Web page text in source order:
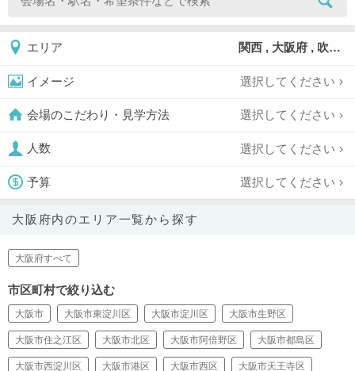
エリア 関西 , 大阪府 , 吹田市
イメージ 選択してください
会場のこだわり・見学方法 選択してください
人数 選択してください
予算 選択してください
大阪府内のエリア一覧から探す
大阪府すべて
市区町村で絞り込む
大阪市 大阪市東淀川区 大阪市淀川区 大阪市生野区
大阪市住之江区 大阪市北区 大阪市阿倍野区 大阪市都島区
大阪市西淀川区 大阪市港区 大阪市西区 大阪市天王寺区